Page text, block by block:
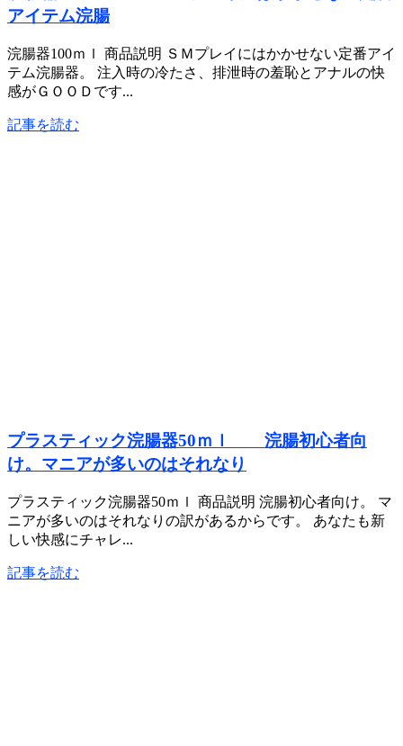
アイテム浣腸
浣腸器100ｍｌ 商品説明 ＳＭプレイにはかかせない定番アイ
テム浣腸器。 注入時の冷たさ、排泄時の羞恥とアナルの快
感がＧＯＯＤです...
記事を読む
プラスティック浣腸器50ｍｌ 浣腸初心者向
け。マニアが多いのはそれなり
プラスティック浣腸器50ｍｌ 商品説明 浣腸初心者向け。 マ
ニアが多いのはそれなりの訳があるからです。 あなたも新
しい快感にチャレ...
記事を読む